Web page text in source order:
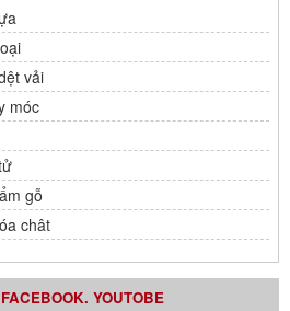
vải
móc
gỗ
chât
YOUTOBE